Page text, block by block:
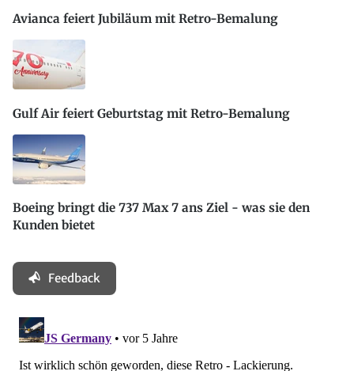
Avianca feiert Jubiläum mit Retro-Bemalung
Gulf Air feiert Geburtstag mit Retro-Bemalung
Boeing bringt die 737 Max 7 ans Ziel - was sie den
Kunden bietet
Feedback